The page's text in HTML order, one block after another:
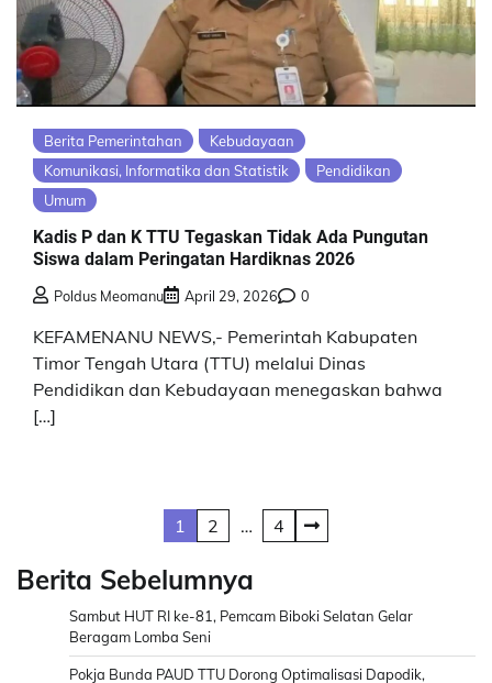
Berita Pemerintahan
Kebudayaan
Komunikasi, Informatika dan Statistik
Pendidikan
Umum
Kadis P dan K TTU Tegaskan Tidak Ada Pungutan
Siswa dalam Peringatan Hardiknas 2026
Poldus Meomanu April 29, 2026 0
KEFAMENANU NEWS,- Pemerintah Kabupaten
Timor Tengah Utara (TTU) melalui Dinas
Pendidikan dan Kebudayaan menegaskan bahwa
[…]
pagination
1 2 … 4
Berita Sebelumnya
Sambut HUT RI ke-81, Pemcam Biboki Selatan Gelar
Beragam Lomba Seni
Pokja Bunda PAUD TTU Dorong Optimalisasi Dapodik,